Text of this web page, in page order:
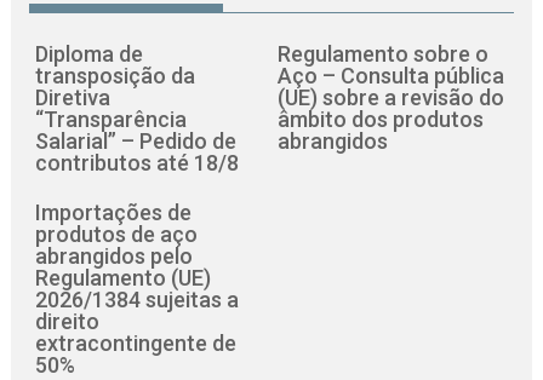
Diploma de
transposição da
Diretiva
“Transparência
Salarial” – Pedido de
contributos até 18/8
Regulamento sobre o
Aço – Consulta pública
(UE) sobre a revisão do
âmbito dos produtos
abrangidos
Importações de
produtos de aço
abrangidos pelo
Regulamento (UE)
2026/1384 sujeitas a
direito
extracontingente de
50%